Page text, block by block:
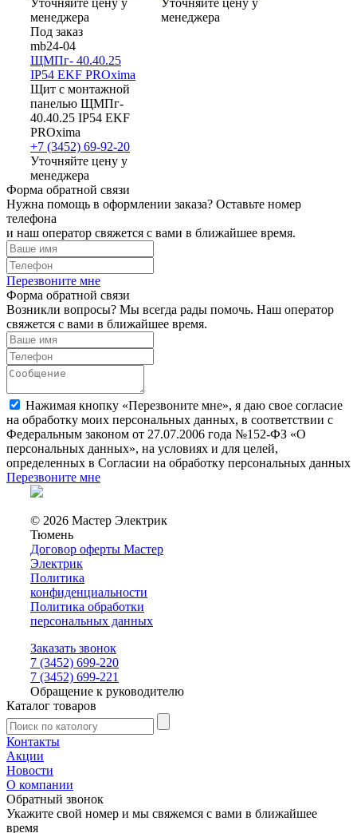
менеджера
менеджера
Под заказ
mb24-04
ЩМПг- 40.40.25
IP54 EKF PROxima
Щит с монтажной
панелью ЩМПг-
40.40.25 IP54 EKF
PROxima
+7 (3452) 69-92-20
Уточняйте цену у
менеджера
Форма обратной связи
Нужна помощь в оформлении заказа? Оставьте номер
телефона
и наш оператор свяжется с вами в ближайшее время.
Перезвоните мне
Форма обратной связи
Возникли вопросы? Мы всегда рады помочь. Наш оператор
свяжется с вами в ближайшее время.
Нажимая кнопку «Перезвоните мне», я даю свое согласие
на обработку моих персональных данных, в соответствии с
Федеральным законом от 27.07.2006 года №152-ФЗ «О
персональных данных», на условиях и для целей,
определенных в Согласии на обработку персональных данных
Перезвоните мне
© 2026 Мастер Электрик
Тюмень
Договор оферты Мастер
Электрик
Политика
конфиденциальности
Политика обработки
персональных данных
Заказать звонок
7 (3452) 699-220
7 (3452) 699-221
Обращение к руководителю
Каталог товаров
Контакты
Акции
Новости
О компании
Обратный звонок
Укажите свой номер и мы свяжемся с вами в ближайшее
время